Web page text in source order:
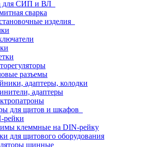
для СИП и ВЛ
сварка
изделия
разъемы
адаптеры, колодки
адаптеры
для щитов и шкафов
рейки
клеммные на DIN-рейку
для щитового оборудования
шинные